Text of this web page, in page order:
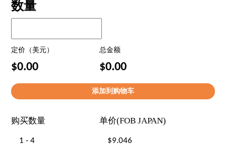
数量
定价（美元） 总金额
$0.00 $0.00
购买数量 单价(FOB JAPAN)
1 - 4
$9.046